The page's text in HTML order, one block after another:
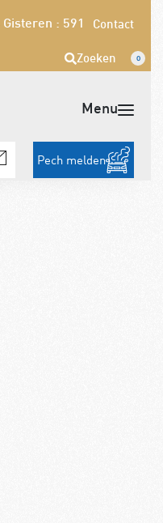
Gisteren : 591 Contact
Zoeken 0
Pech melden